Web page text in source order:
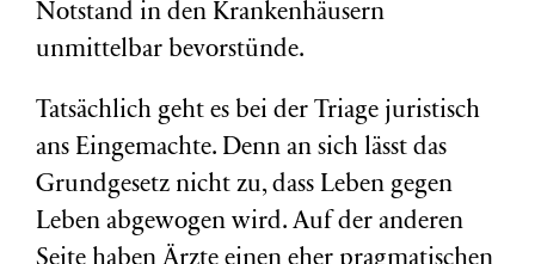
Notstand in den Krankenhäusern
unmittelbar bevorstünde.
Tatsächlich geht es bei der Triage juristisch
ans Eingemachte. Denn an sich lässt das
Grundgesetz nicht zu, dass Leben gegen
Leben abgewogen wird. Auf der anderen